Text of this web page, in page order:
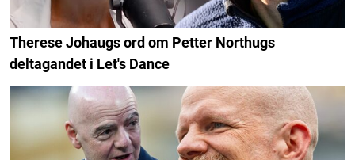
Therese Johaugs ord om Petter Northugs
deltagandet i Let's Dance